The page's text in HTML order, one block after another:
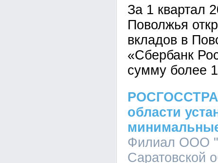
За 1 квартал
Поволжья
вкладов в
«Сбербанк
сумму более
области
Филиал ООО
Саратовской